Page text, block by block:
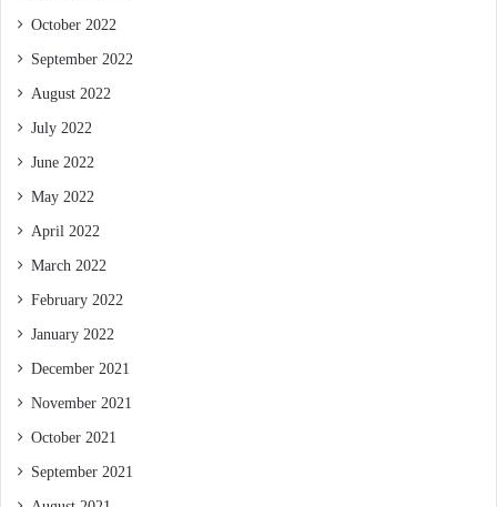
October 2022
September 2022
August 2022
July 2022
June 2022
May 2022
April 2022
March 2022
February 2022
January 2022
December 2021
November 2021
October 2021
September 2021